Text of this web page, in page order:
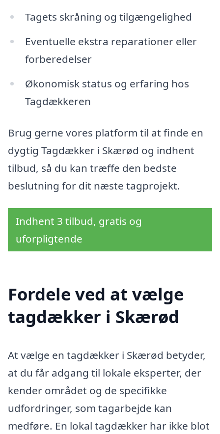
Tagets skråning og tilgængelighed
Eventuelle ekstra reparationer eller
forberedelser
Økonomisk status og erfaring hos
Tagdækkeren
Brug gerne vores platform til at finde en
dygtig Tagdækker i Skærød og indhent
tilbud, så du kan træffe den bedste
beslutning for dit næste tagprojekt.
Indhent 3 tilbud, gratis og
uforpligtende
Fordele ved at vælge
tagdækker i Skærød
At vælge en tagdækker i Skærød betyder,
at du får adgang til lokale eksperter, der
kender området og de specifikke
udfordringer, som tagarbejde kan
medføre. En lokal tagdækker har ikke blot